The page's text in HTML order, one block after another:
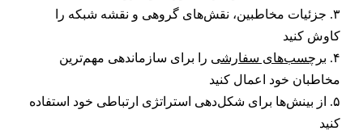
۳. جزئیات مخاطبین، نقش‌های گروهی و نقشه شبکه را
کنید
برچسب‌های سفارشی را برای سازماندهی مهم‌ترین
خود اعمال کنید
۵. از بینش‌ها برای شکل‌دهی استراتژی ارتباطی خود استفاده